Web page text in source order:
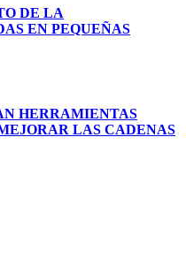
DE LA
EN PEQUEÑAS
HERRAMIENTAS
LAS CADENAS